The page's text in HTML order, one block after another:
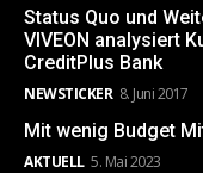
Status Quo und
VIVEON analysiert
CreditPlus Bank
NEWSTICKER 8. Juni 2017
Mit wenig Budget
AKTUELL 5. Mai 2023